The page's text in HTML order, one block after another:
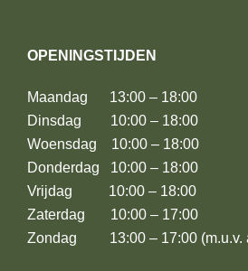
OPENINGSTIJDEN
Maandag 13:00 – 18:00
Dinsdag 10:00 – 18:00
Woensdag 10:00 – 18:00
Donderdag 10:00 – 18:00
Vrijdag 10:00 – 18:00
Zaterdag 10:00 – 17:00
Zondag 13:00 – 17:00 (m.u.v.